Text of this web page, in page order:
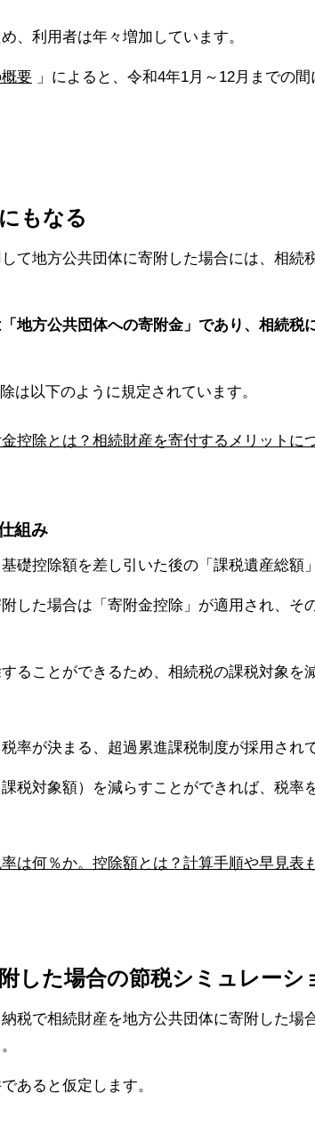
、利用者は年々増加しています。
要 」によると、令和4年1月～12月までの
もなる
て地方公共団体に寄附した場合には、相続
地方公共団体への寄附金」であり、相続税
は以下のように規定されています。
控除とは？相続財産を寄付するメリットに
組み
礎控除額を差し引いた後の「課税遺産総額
した場合は「寄附金控除」が適用され、そ
ることができるため、相続税の課税対象を
率が決まる、超過累進課税制度が採用され
税対象額）を減らすことができれば、税率
は何％か。控除額とは？計算手順や早見表
した場合の節税シミュレーシ
税で相続財産を地方公共団体に寄附した場
あると仮定します。